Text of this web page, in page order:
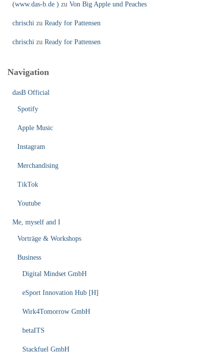
(www.das-b.de ) zu Von Big Apple und Peaches
chrischi zu Ready for Pattensen
chrischi zu Ready for Pattensen
Navigation
dasB Official
Spotify
Apple Music
Instagram
Merchandising
TikTok
Youtube
Me, myself and I
Vorträge & Workshops
Business
Digital Mindset GmbH
eSport Innovation Hub [H]
Wirk4Tomorrow GmbH
betaITS
Stackfuel GmbH